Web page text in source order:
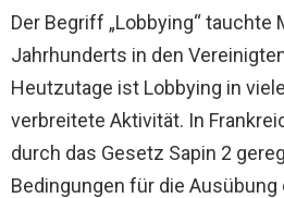
Der Begriff „Lobbying“ tauchte
Jahrhunderts in den
Heutzutage ist Lobbying in
verbreitete Aktivität. In
durch das Gesetz Sapin 2
Bedingungen für die